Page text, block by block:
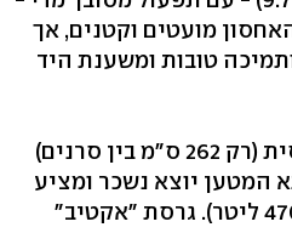
מועטים וקטנים, אך
טובות ומשענת היד
המושב האחורי צפוף יחסית (רק 262 ס"מ בין סרנים)
המטען יוצא נשכר ומציע
את הנפח הגדול במבחן (470 ליטר). גרסת "אקטיב"